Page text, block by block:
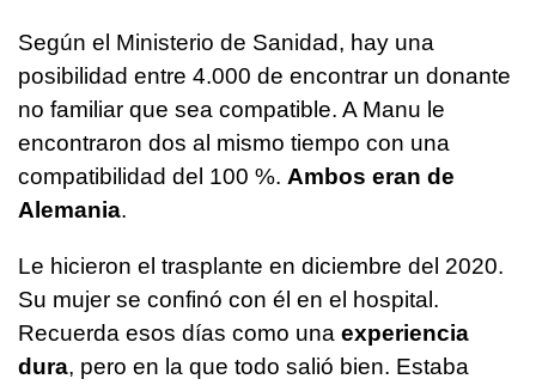
Según el Ministerio de Sanidad, hay una
posibilidad entre 4.000 de encontrar un donante
no familiar que sea compatible. A Manu le
encontraron dos al mismo tiempo con una
compatibilidad del 100 %. Ambos eran de
Alemania.
Le hicieron el trasplante en diciembre del 2020.
Su mujer se confinó con él en el hospital.
Recuerda esos días como una experiencia
dura, pero en la que todo salió bien. Estaba